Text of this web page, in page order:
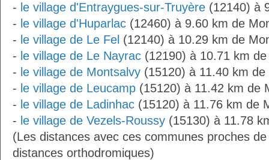
- le village d'Entraygues-sur-Truyère (12140) à
- le village d'Huparlac (12460) à 9.60 km de
- le village de Le Fel (12140) à 10.29 km de
- le village de Le Nayrac (12190) à 10.71 km
- le village de Montsalvy (15120) à 11.40 km de
- le village de Leucamp (15120) à 11.42 km de
- le village de Ladinhac (15120) à 11.76 km de
- le village de Vezels-Roussy (15130) à 11.78
(Les distances avec ces communes proches
distances orthodromiques)